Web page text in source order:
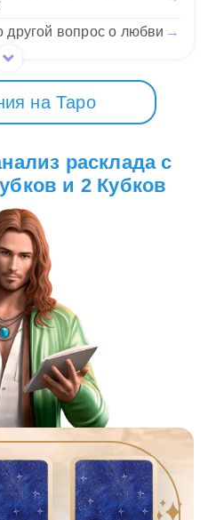
другой вопрос о любви →
на Таро
расклада с
и 2 Кубков